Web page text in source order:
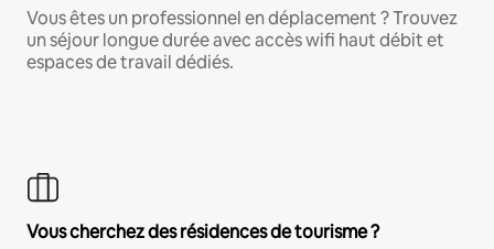
Vous êtes un professionnel en déplacement ? Trouvez
un séjour longue durée avec accès wifi haut débit et
espaces de travail dédiés.
Vous cherchez des résidences de tourisme ?